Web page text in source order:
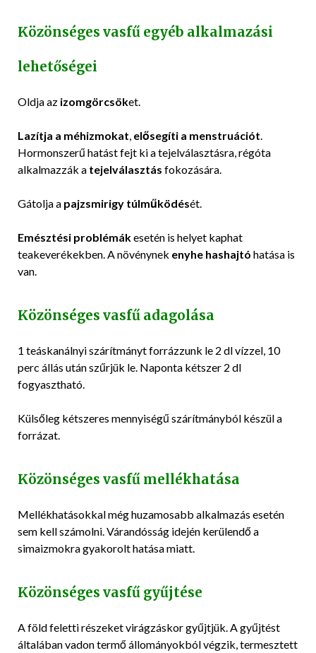
Közönséges vasfű egyéb alkalmazási
lehetőségei
Oldja az izomgörcsöket.
Lazítja a méhizmokat elősegíti a menstruációt
Hormonszerű hatást fejt ki a tejelválasztásra, régóta
alkalmazzák a tejelválasztás fokozására.
Gátolja a pajzsmirigy túlműködését.
Emésztési problémákesetén is helyet kaphat
teakeverékekben. A növénynek enyhe hashajtó hatása is
van.
Közönséges vasfű adagolása
1 teáskanálnyi szárítmányt forrázzunk le 2 dl vízzel, 10
perc állás után szűrjük le. Naponta kétszer 2 dl
fogyasztható.
Külsőleg kétszeres mennyiségű szárítmányból készül a
forrázat.
Közönséges vasfű mellékhatása
Mellékhatásokkal még huzamosabb alkalmazás esetén
sem kell számolni. Várandósság idején kerülendő a
simaizmokra gyakorolt hatása miatt.
Közönséges vasfű gyűjtése
A föld feletti részeket virágzáskor gyűjtjük. A gyűjtést
általában vadon termő állományokból végzik, termesztett